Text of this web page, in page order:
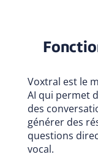
Voxtral est le
AI qui permet
des
générer des
questions
vocal.